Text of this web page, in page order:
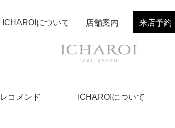
レコメンド ICHAROIについて
ICHAROIについて 店舗案内 来店予約